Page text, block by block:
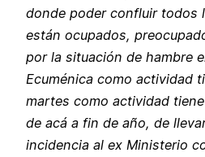
donde poder confluir todos
están ocupados,
por la situación de hambre
Ecuménica como actividad
martes como actividad
de acá a fin de año, de
incidencia al ex Ministerio